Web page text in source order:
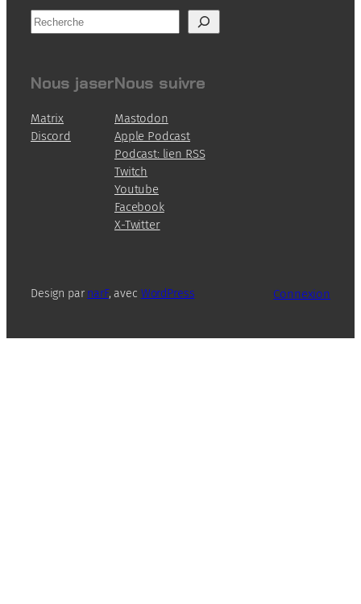
R
e
e
c
h
Nous jaser
Matrix
Discord
Nous suivre
Mastodon
Apple Podcast
Podcast: lien RSS
Twitch
Youtube
Facebook
X-Twitter
Design par narF, avec WordPress Connexion